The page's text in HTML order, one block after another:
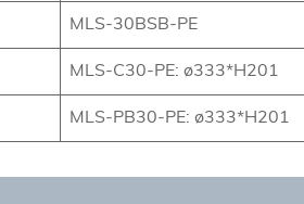
MLS-30BSB-PE
MLS-C30-PE: ø333*H201
MLS-PB30-PE: ø333*H201